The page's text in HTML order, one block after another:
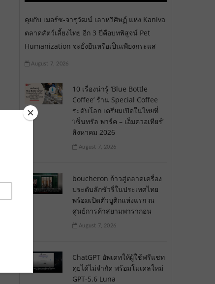
คุยกับ เมอร์ซ-จารุวัฒน์ เลาหวิศิษฏ์ แห่ง Kaniva
ตลาดสัตว์เลี้ยงไทย อีก 3 ปีคือบทพิสูจน์ Pet
Humanization จะยั่งยืนหรือเป็นเพียงกระแส
August 7, 2026
10 เรื่องน่ารู้ ‘Blue Bottle
Coffee’ ร้าน Special Coffee
ระดับโลก เตรียมเปิดในไทยที่
‘เซ็นทรัล พาร์ค – เอ็มควอเทียร์’
สิงหาคม 2026
August 7, 2026
boucheron ก้าวสู่ตลาดเครื่อง
ประดับลักชัวรี่ในประเทศไทย
พร้อมเปิดตัวบูติกแห่งแรก ณ
ศูนย์การค้าสยามพารากอน
August 7, 2026
ChatGPT อัพเดทให้ผู้ใช้ฟรีแชท
คุยได้ไม่จำกัด พร้อมโมเดลใหม่
GPT-5.6 Luna